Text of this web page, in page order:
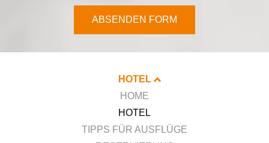
ABSENDEN FORM
HOTEL
HOME
HOTEL
TIPPS FÜR AUSFLÜGE